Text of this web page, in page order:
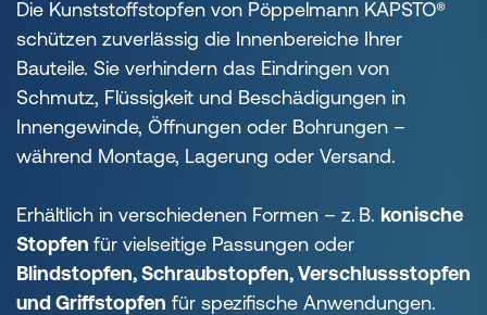
Die Kunststoffstopfen von Pöppelmann KAPSTO®
schützen zuverlässig die Innenbereiche Ihrer
Bauteile. Sie verhindern das Eindringen von
Schmutz, Flüssigkeit und Beschädigungen in
Innengewinde, Öffnungen oder Bohrungen –
während Montage, Lagerung oder Versand.
Erhältlich in verschiedenen Formen – z. B. konische
Stopfen für vielseitige Passungen oder
Blindstopfen, Schraubstopfen, Verschlussstopfen
und Griffstopfen für spezifische Anwendungen.